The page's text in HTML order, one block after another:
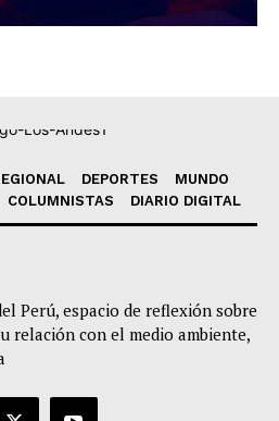
DEPORTES
MUNDO
COLUMNISTAS DIARIO DIGITAL
Perú, espacio de reflexión sobre
relación con el medio ambiente,